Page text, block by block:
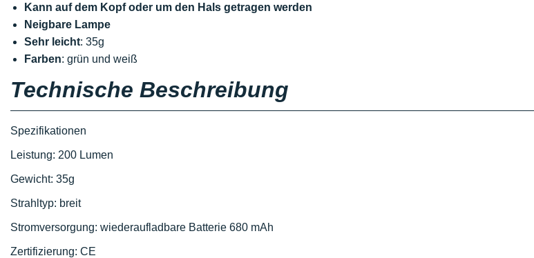
Kann auf dem Kopf oder um den Hals getragen werden
Neigbare Lampe
Sehr leicht: 35g
Farben: grün und weiß
Technische Beschreibung
Spezifikationen
Leistung: 200 Lumen
Gewicht: 35g
Strahltyp: breit
Stromversorgung: wiederaufladbare Batterie 680 mAh
Zertifizierung: CE